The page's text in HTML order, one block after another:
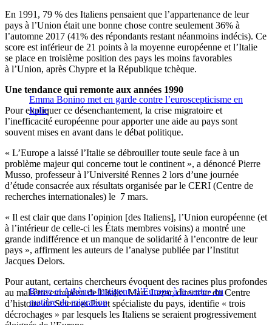
En 1991, 79 % des Italiens pensaient que l’appartenance de leur
pays à l’Union était une bonne chose contre seulement 36% à
l’automne 2017 (41% des répondants restant néanmoins indécis). Ce
score est inférieur de 21 points à la moyenne européenne et l’Italie
se place en troisième position des pays les moins favorables
à l’Union, après Chypre et la République tchèque.
Emma Bonino met en garde contre l’euroscepticisme en
Italie
Une tendance qui remonte aux années 1990
Pour expliquer ce désenchantement, la crise migratoire et
l’inefficacité européenne pour apporter une aide au pays sont
souvent mises en avant dans le débat politique.
« L’Europe a laissé l’Italie se débrouiller toute seule face à un
problème majeur qui concerne tout le continent », a dénoncé Pierre
Musso, professeur à l’Université Rennes 2 lors d’une journée
d’étude consacrée aux résultats organisée par le CERI (Centre de
recherches internationales) le 7 mars.
« Il est clair que dans l’opinion [des Italiens], l’Union européenne (et
à l’intérieur de celle-ci les États membres voisins) a montré une
grande indifférence et un manque de solidarité à l’encontre de leur
pays », affirment les auteurs de l’analyse publiée par l’Institut
Jacques Delors.
Rome et Athènes fustigent «l’Europe à la carte» en
matière de migration
Pour autant, certains chercheurs évoquent des racines plus profondes
au mal-être européen de l’Italie. Marc Lazar, directeur du Centre
d’histoire de Sciences Po et spécialiste du pays, identifie « trois
décrochages » par lesquels les Italiens se seraient progressivement